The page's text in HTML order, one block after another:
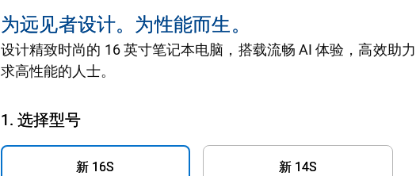
为远见者设计。为性能而生。
设计精致时尚的 16 英寸笔记本电脑，搭载流畅 AI 体验，高效助
求高性能的人士。
1. 选择型号
新 16S 新 14S